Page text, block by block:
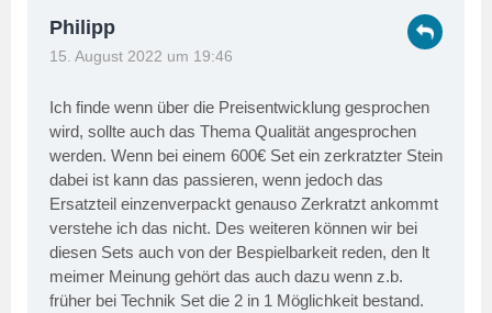
Philipp
15. August 2022 um 19:46
Ich finde wenn über die Preisentwicklung gesprochen
wird, sollte auch das Thema Qualität angesprochen
werden. Wenn bei einem 600€ Set ein zerkratzter Stein
dabei ist kann das passieren, wenn jedoch das
Ersatzteil einzenverpackt genauso Zerkratzt ankommt
verstehe ich das nicht. Des weiteren können wir bei
diesen Sets auch von der Bespielbarkeit reden, den lt
meimer Meinung gehört das auch dazu wenn z.b.
früher bei Technik Set die 2 in 1 Möglichkeit bestand.